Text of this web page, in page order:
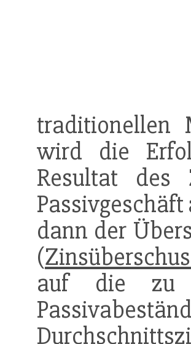
traditionellen
wird die
Resultat des
dann der
(
auf die zu